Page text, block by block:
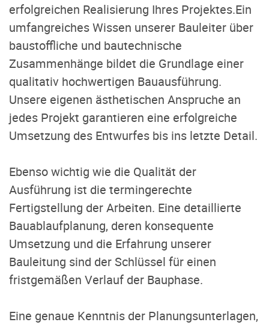
erfolgreichen Realisierung Ihres Projektes.Ein
umfangreiches Wissen unserer Bauleiter über
baustoffliche und bautechnische
Zusammenhänge bildet die Grundlage einer
qualitativ hochwertigen Bauausführung.
Unsere eigenen ästhetischen Anspruche an
jedes Projekt garantieren eine erfolgreiche
Umsetzung des Entwurfes bis ins letzte Detail.
Ebenso wichtig wie die Qualität der
Ausführung ist die termingerechte
Fertigstellung der Arbeiten. Eine detaillierte
Bauablaufplanung, deren konsequente
Umsetzung und die Erfahrung unserer
Bauleitung sind der Schlüssel für einen
fristgemäßen Verlauf der Bauphase.
Eine genaue Kenntnis der Planungsunterlagen,